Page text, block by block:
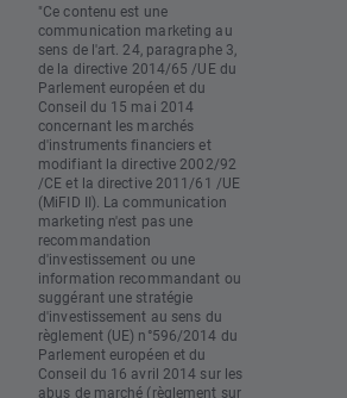
"Ce contenu est une
communication marketing au
sens de l'art. 24, paragraphe 3,
de la directive 2014/65 /UE du
Parlement européen et du
Conseil du 15 mai 2014
concernant les marchés
d'instruments financiers et
modifiant la directive 2002/92
/CE et la directive 2011/61 /UE
(MiFID II). La communication
marketing n'est pas une
recommandation
d'investissement ou une
information recommandant ou
suggérant une stratégie
d'investissement au sens du
règlement (UE) n°596/2014 du
Parlement européen et du
Conseil du 16 avril 2014 sur les
abus de marché (règlement sur